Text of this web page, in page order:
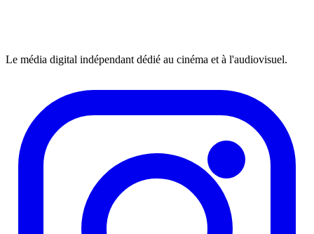
Le média digital indépendant dédié au cinéma et à l'audiovisuel.